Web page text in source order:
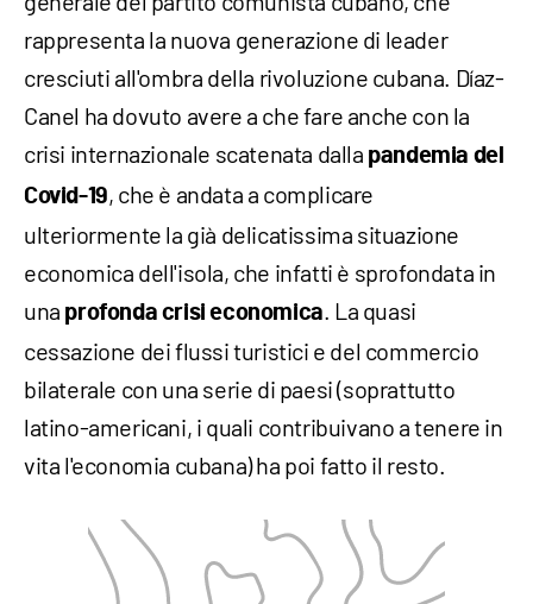
rappresenta la nuova generazione di leader
cresciuti all'ombra della rivoluzione cubana. Díaz-
Canel ha dovuto avere a che fare anche con la
crisi internazionale scatenata dalla pandemia del
Covid-19, che è andata a complicare
ulteriormente la già delicatissima situazione
economica dell'isola, che infatti è sprofondata in
una profonda crisi economica. La quasi
cessazione dei flussi turistici e del commercio
bilaterale con una serie di paesi (soprattutto
latino-americani, i quali contribuivano a tenere in
vita l'economia cubana) ha poi fatto il resto.